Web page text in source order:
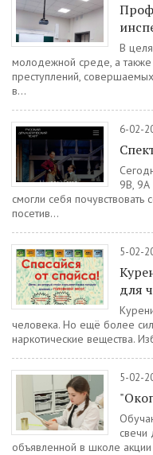
В
молодежной среде, а
преступлений,
в...
6-02-
9В, 9А
смогли себя почувствовать
посетив...
5-02-
для
человека. Но ещё более
наркотические вещества.
5-02-
свечи
объявленной в школе